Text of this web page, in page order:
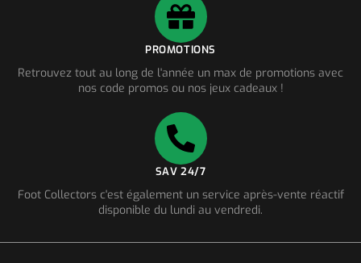
PROMOTIONS
Retrouvez tout au long de l'année un max de promotions avec
nos code promos ou nos jeux cadeaux !
SAV 24/7
Foot Collectors c'est également un service après-vente réactif
disponible du lundi au vendredi.